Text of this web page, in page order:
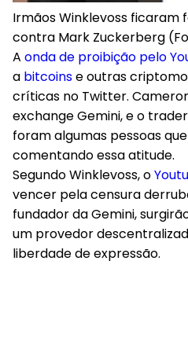
Irmãos Winklevoss ficaram
contra Mark Zuckerberg
A onda de proibição pelo
a bitcoinse outras
críticas no Twitter.
exchange Gemini, e o
foram algumas pessoas
comentando essa atitude.
Segundo Winklevoss, o
vencer pela censura
fundador da Gemini,
um provedor
liberdade de expressão.